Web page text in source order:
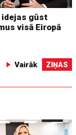
gūst
visā Eiropā
Vairāk ZIŅAS